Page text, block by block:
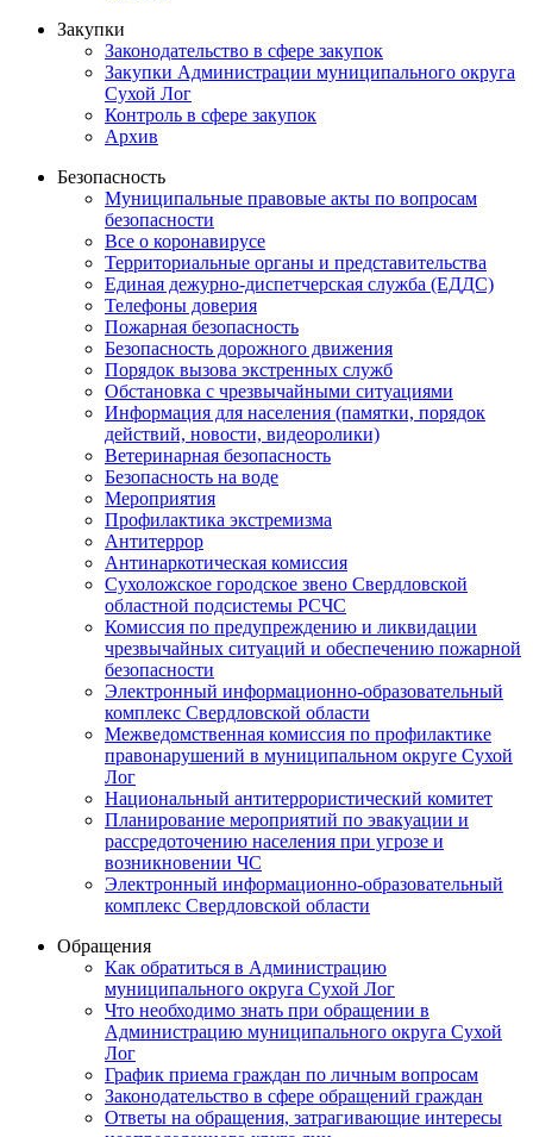
Закупки
Законодательство в сфере закупок
Закупки Администрации муниципального округа
Сухой Лог
Контроль в сфере закупок
Архив
Безопасность
Муниципальные правовые акты по вопросам
безопасности
Все о коронавирусе
Территориальные органы и представительства
Единая дежурно-диспетчерская служба (ЕДДС)
Телефоны доверия
Пожарная безопасность
Безопасность дорожного движения
Порядок вызова экстренных служб
Обстановка с чрезвычайными ситуациями
Информация для населения (памятки, порядок
действий, новости, видеоролики)
Ветеринарная безопасность
Безопасность на воде
Мероприятия
Профилактика экстремизма
Антитеррор
Антинаркотическая комиссия
Сухоложское городское звено Свердловской
областной подсистемы РСЧС
Комиссия по предупреждению и ликвидации
чрезвычайных ситуаций и обеспечению пожарной
безопасности
Электронный информационно-образовательный
комплекс Cвердловской области
Межведомственная комиссия по профилактике
правонарушений в муниципальном округе Сухой
Лог
Национальный антитеррористический комитет
Планирование мероприятий по эвакуации и
рассредоточению населения при угрозе и
возникновении ЧС
Электронный информационно-образовательный
комплекс Свердловской области
Обращения
Как обратиться в Администрацию
муниципального округа Сухой Лог
Что необходимо знать при обращении в
Администрацию муниципального округа Сухой
Лог
График приема граждан по личным вопросам
Законодательство в сфере обращений граждан
Ответы на обращения, затрагивающие интересы